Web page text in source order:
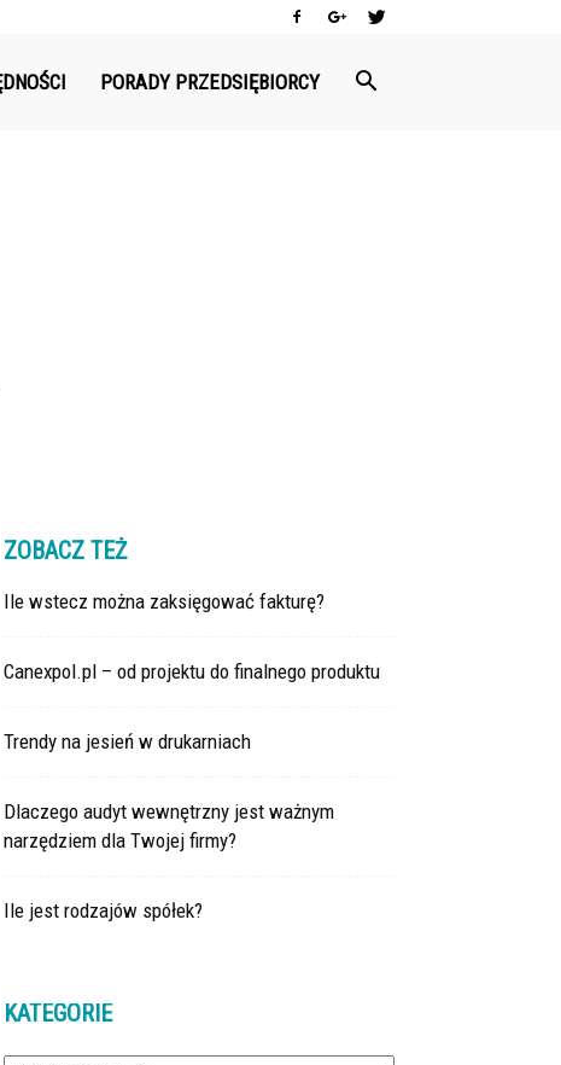
PORADY PRZEDSIĘBIORCY
ZOBACZ TEŻ
Ile wstecz można zaksięgować fakturę?
Canexpol.pl – od projektu do finalnego produktu
Trendy na jesień w drukarniach
Dlaczego audyt wewnętrzny jest ważnym
narzędziem dla Twojej firmy?
Ile jest rodzajów spółek?
KATEGORIE
Kategorie